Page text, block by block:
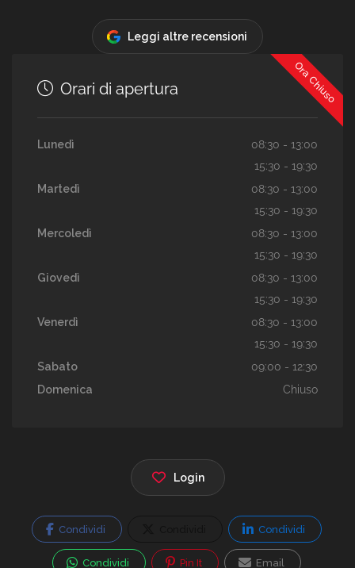
Leggi altre recensioni
Ora Chiuso
Orari di apertura
Lunedì
08:30 - 13:00
15:30 - 19:30
Martedì
08:30 - 13:00
15:30 - 19:30
Mercoledì
08:30 - 13:00
15:30 - 19:30
Giovedì
08:30 - 13:00
15:30 - 19:30
Venerdì
08:30 - 13:00
15:30 - 19:30
Sabato
09:00 - 12:30
Domenica
Chiuso
Login
Condividi Condividi
Condividi Pin It Email